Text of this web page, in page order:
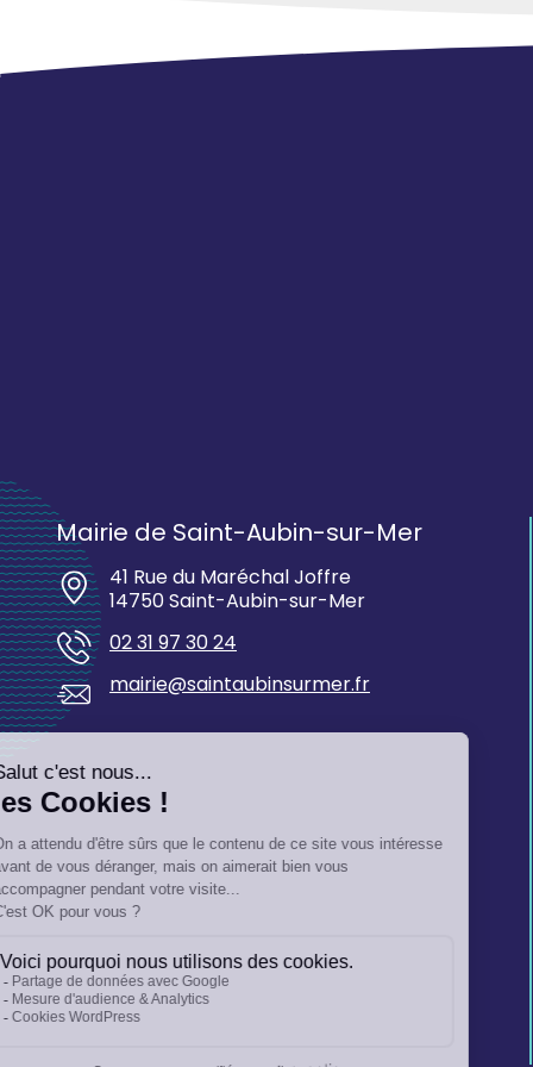
Mairie de Saint-Aubin-sur-Mer
41 Rue du Maréchal Joffre
14750 Saint-Aubin-sur-Mer
02 31 97 30 24
mairie@saintaubinsurmer.fr